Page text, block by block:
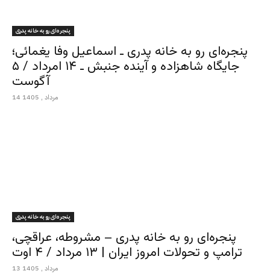
پنجره‌ای رو به خانه پدری
پنجره‌ای رو به خانه پدری ـ اسماعیل وفا یغمائی؛
جایگاه شاهزاده و آینده جنبش ـ ۱۴ امرداد / ۵
آگوست
14 مرداد , 1405
پنجره‌ای رو به خانه پدری
پنجره‌ای رو به خانه پدری – مشروطه، عراقچی،
ترامپ و تحولات امروز ایران | ۱۳ مرداد / ۴ اوت
13 مرداد , 1405